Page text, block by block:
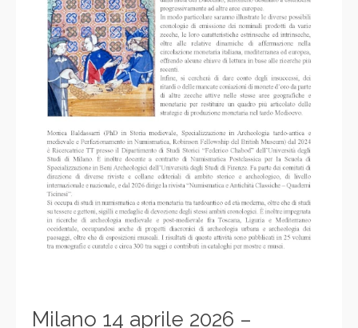
Milano 14 aprile 2026 –